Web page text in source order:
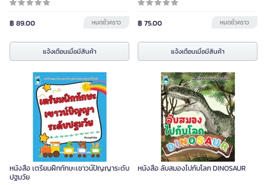
฿ 89.00 หมดชั่วคราว
แจ้งเตือนเมื่อมีสินค้า
฿ 75.00 หมดชั่วคราว
แจ้งเตือนเมื่อมีสินค้า
หนังสือ เตรียมฝึกทักษะเชาวน์ปัญญาระดับ
ปฐมวัย
หนังสือ ลับสมองไปกับโลก DINOSAUR